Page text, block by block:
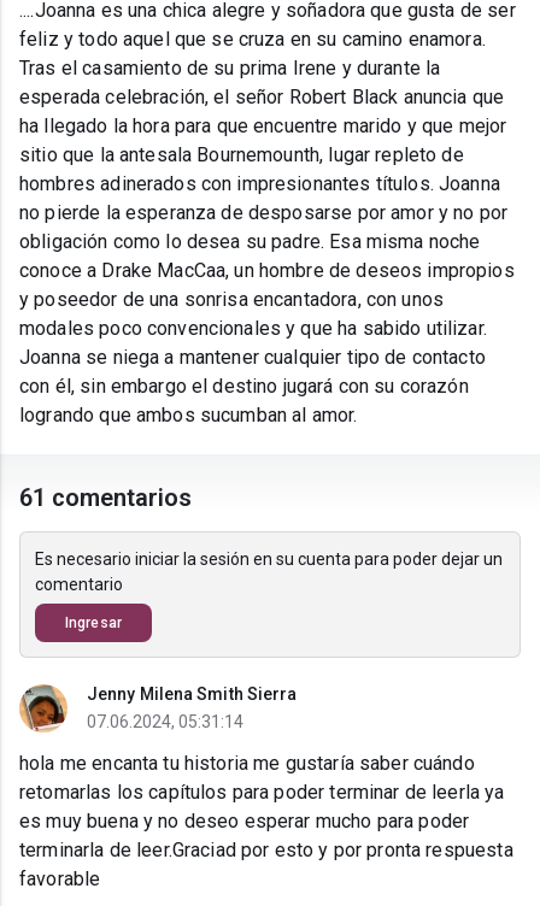
....Joanna es una chica alegre y soñadora que gusta de ser
feliz y todo aquel que se cruza en su camino enamora.
Tras el casamiento de su prima Irene y durante la
esperada celebración, el señor Robert Black anuncia que
ha llegado la hora para que encuentre marido y que mejor
sitio que la antesala Bournemounth, lugar repleto de
hombres adinerados con impresionantes títulos. Joanna
no pierde la esperanza de desposarse por amor y no por
obligación como lo desea su padre. Esa misma noche
conoce a Drake MacCaa, un hombre de deseos impropios
y poseedor de una sonrisa encantadora, con unos
modales poco convencionales y que ha sabido utilizar.
Joanna se niega a mantener cualquier tipo de contacto
con él, sin embargo el destino jugará con su corazón
logrando que ambos sucumban al amor.
61 comentarios
Es necesario iniciar la sesión en su cuenta para poder dejar un
comentario
Ingresar
Jenny Milena Smith Sierra
07.06.2024, 05:31:14
hola me encanta tu historia me gustaría saber cuándo
retomarlas los capítulos para poder terminar de leerla ya
es muy buena y no deseo esperar mucho para poder
terminarla de leer.Graciad por esto y por pronta respuesta
favorable